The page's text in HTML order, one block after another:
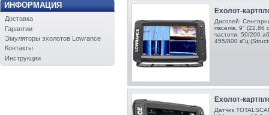
ИНФОРМАЦИЯ
Доставка
Гарантии
Эмуляторы эхолотов Lowrance
Контакты
Инструкции
Ехолот-
Дисплей:
пікселів, 9" (22,86
частоти: 50/200
455/800 кГц
Ехолот-
Датчик